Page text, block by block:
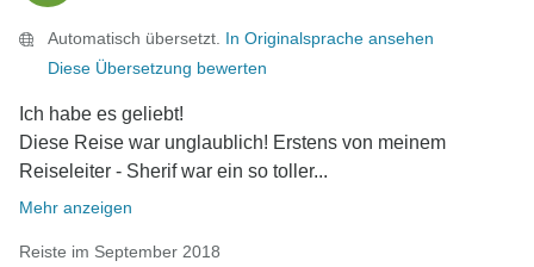
Automatisch übersetzt. In Originalsprache ansehen
Diese Übersetzung bewerten
Ich habe es geliebt!
Diese Reise war unglaublich! Erstens von meinem
Reiseleiter - Sherif war ein so toller...
Mehr anzeigen
Reiste im September 2018